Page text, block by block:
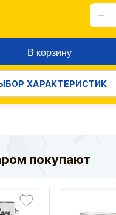
В корзину
ХАРАКТЕРИСТИК
покупают